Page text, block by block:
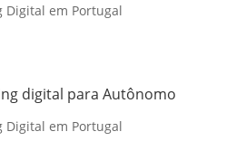
Digital em Portugal
digital para Autônomo
Digital em Portugal